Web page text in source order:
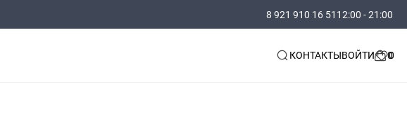
8 921 910 16 51 12:00 - 21:00
КОНТАКТЫВОЙТИ